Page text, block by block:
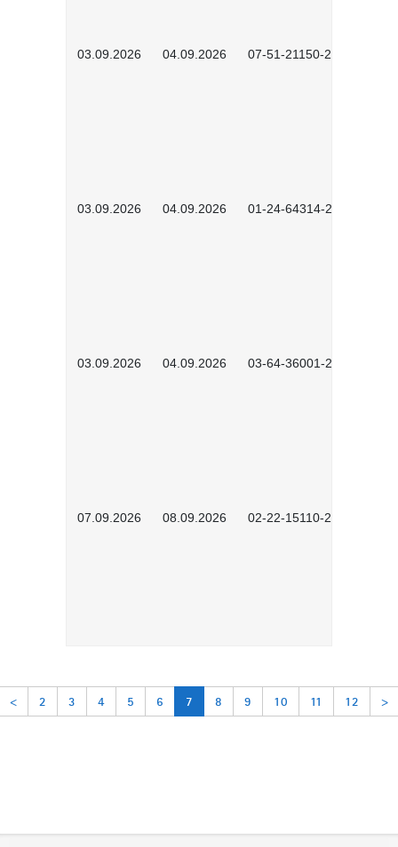
03.09.2026 04.09.2026 07-51-21150-2605
03.09.2026 04.09.2026 01-24-64314-2601
03.09.2026 04.09.2026 03-64-36001-2602
07.09.2026 08.09.2026 02-22-15110-2502
< 2 3 4 5 6 7 8 9 10 11 12 >